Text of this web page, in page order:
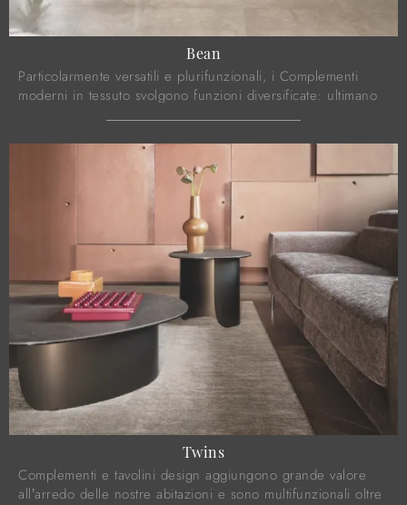
Bean
Particolarmente versatili e plurifunzionali, i Complementi
moderni in tessuto svolgono funzioni diversificate: ultimano
Twins
Complementi e tavolini design aggiungono grande valore
all’arredo delle nostre abitazioni e sono multifunzionali oltre